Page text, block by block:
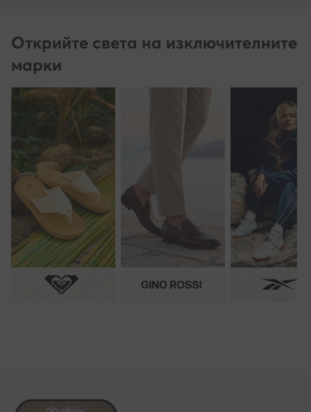
Открийте света на изключителните
марки